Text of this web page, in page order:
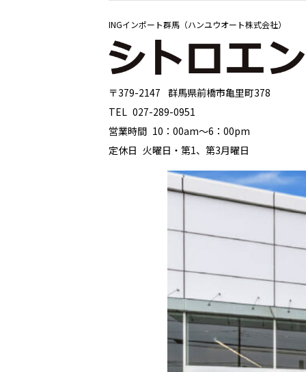
INGインポート群馬（ハンユウオート株式会社）
〒379-2147 群馬県前橋市亀里町378
TEL 027-289-0951
営業時間 10：00am〜6：00pm
定休日 火曜日・第1、第3月曜日